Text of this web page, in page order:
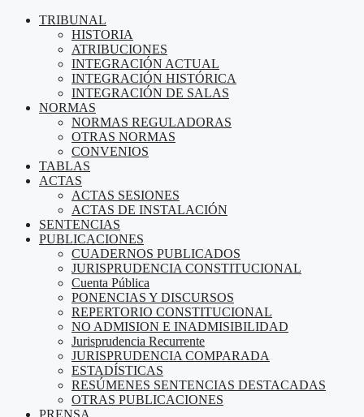
TRIBUNAL
HISTORIA
ATRIBUCIONES
INTEGRACIÓN ACTUAL
INTEGRACIÓN HISTÓRICA
INTEGRACIÓN DE SALAS
NORMAS
NORMAS REGULADORAS
OTRAS NORMAS
CONVENIOS
TABLAS
ACTAS
ACTAS SESIONES
ACTAS DE INSTALACIÓN
SENTENCIAS
PUBLICACIONES
CUADERNOS PUBLICADOS
JURISPRUDENCIA CONSTITUCIONAL
Cuenta Pública
PONENCIAS Y DISCURSOS
REPERTORIO CONSTITUCIONAL
NO ADMISION E INADMISIBILIDAD
Jurisprudencia Recurrente
JURISPRUDENCIA COMPARADA
ESTADÍSTICAS
RESÚMENES SENTENCIAS DESTACADAS
OTRAS PUBLICACIONES
PRENSA